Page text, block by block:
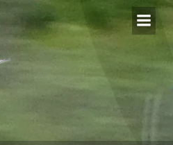
Aller
contenu